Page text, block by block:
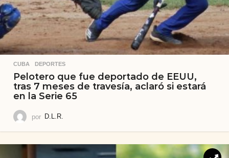
CUBA ,DEPORTES
Pelotero que fue deportado de EEUU,
tras 7 meses de travesía, aclaró si estará
en la Serie 65
por D.L.R.